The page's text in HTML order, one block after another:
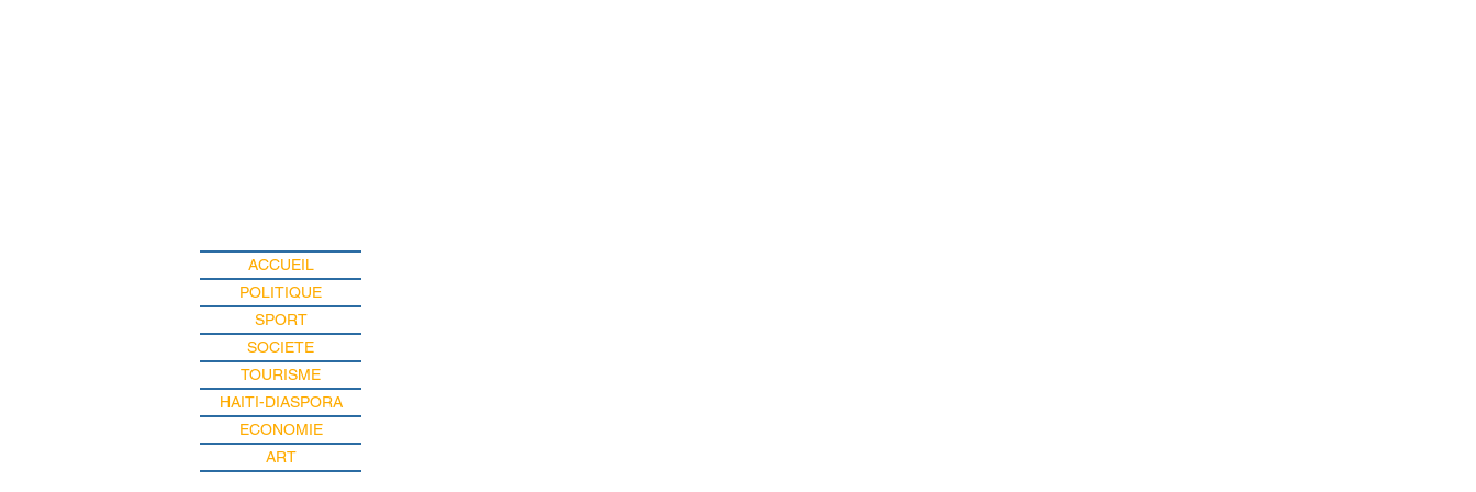
ACCUEIL
POLITIQUE
SPORT
SOCIETE
TOURISME
HAITI-DIASPORA
ECONOMIE
ART